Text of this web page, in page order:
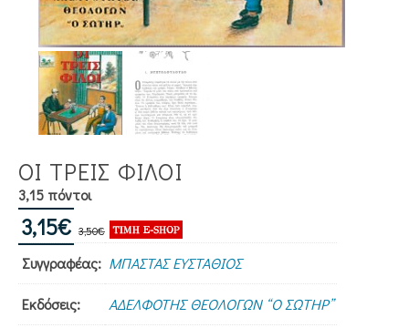
ΟΙ ΤΡΕΙΣ ΦΙΛΟΙ
3,15 πόντοι
3,50€ Original
price
was:
3,50€.
3,15€ Η
τρέχουσα
τιμή
είναι:
3,15€.
Συγγραφέας: ΜΠΑΣΤΑΣ ΕΥΣΤΑΘΙΟΣ
Εκδόσεις: ΑΔΕΛΦΟΤΗΣ ΘΕΟΛΟΓΩΝ “Ο ΣΩΤΗΡ”